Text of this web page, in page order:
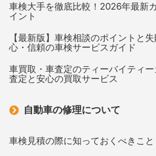
車検大手を徹底比較！2026年最新
イント
【最新版】車検相談のポイントと
心・信頼の車検サービスガイド
車買取・車査定のティーバイティ
査定と安心の買取サービス
自動車の修理について
車検見積の際に知っておくべきこと